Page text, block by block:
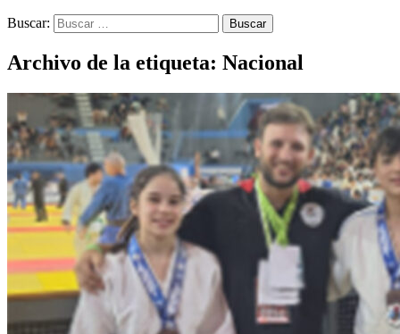
Buscar:
Archivo de la etiqueta: Nacional